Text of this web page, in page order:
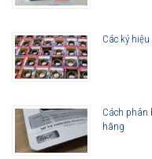
Các ký
Cách phân
hãng